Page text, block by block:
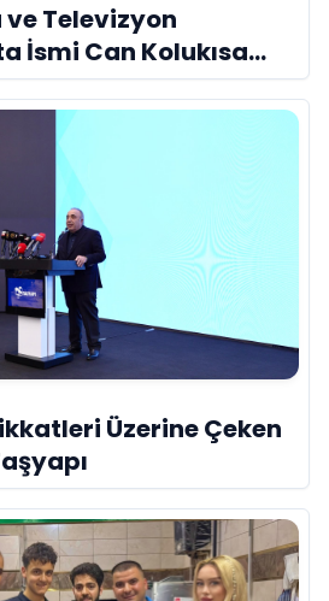
Televizyon
İsmi Can Kolukısa
Üzerine Çeken